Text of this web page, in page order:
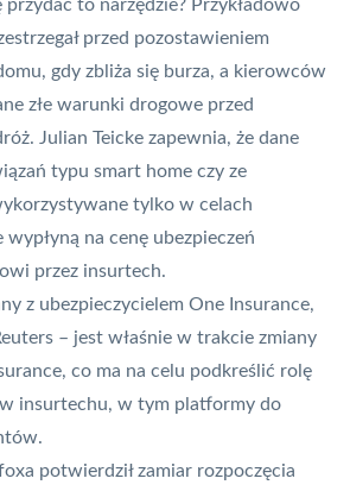
przydać to narzędzie? Przykładowo
przed pozostawieniem
gdy zbliża się burza, a kierowców
złe warunki drogowe przed
Julian Teicke zapewnia, że dane
typu smart home czy ze
tylko w celach
na cenę ubezpieczeń
przez insurtech.
z ubezpieczycielem One Insurance,
– jest właśnie w trakcie zmiany
co ma na celu podkreślić rolę
insurtechu, w tym platformy do
potwierdził zamiar rozpoczęcia